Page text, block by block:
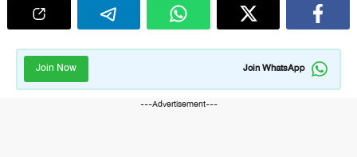
Join WhatsApp
Join Now
---Advertisement---